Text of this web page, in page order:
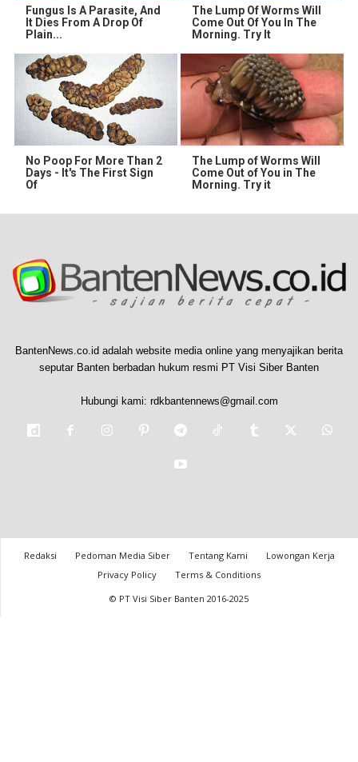
Fungus Is A Parasite, And
It Dies From A Drop Of
Plain...
The Lump Of Worms Will
Come Out Of You In The
Morning. Try It
No Poop For More Than 2
Days - It's The First Sign
Of
The Lump of Worms Will
Come Out of You in The
Morning. Try it
BantenNews.co.id adalah website media online yang menyajikan berita
seputar Banten berbadan hukum resmi PT Visi Siber Banten
Hubungi kami: rdkbantennews@gmail.com
Redaksi Pedoman Media Siber Tentang Kami
Lowongan Kerja
Privacy Policy
Terms & Conditions
© PT Visi Siber Banten 2016-2025